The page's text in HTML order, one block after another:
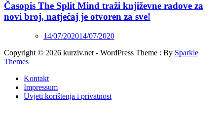
Časopis The Split Mind traži književne radove za
novi broj, natječaj je otvoren za sve!
14/07/202014/07/2020
Copyright © 2026 kurziv.net - WordPress Theme : By Sparkle
Themes
Kontakt
Impressum
Uvjeti korištenja i privatnost